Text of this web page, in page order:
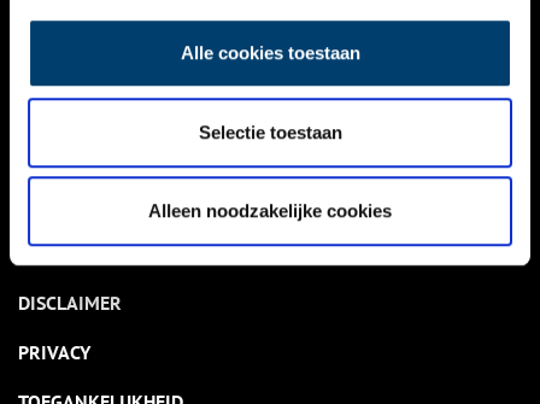
Alle cookies toestaan
Selectie toestaan
Alleen noodzakelijke cookies
ACTIVITEITEN
NIEUWSBRIEF
DISCLAIMER
PRIVACY